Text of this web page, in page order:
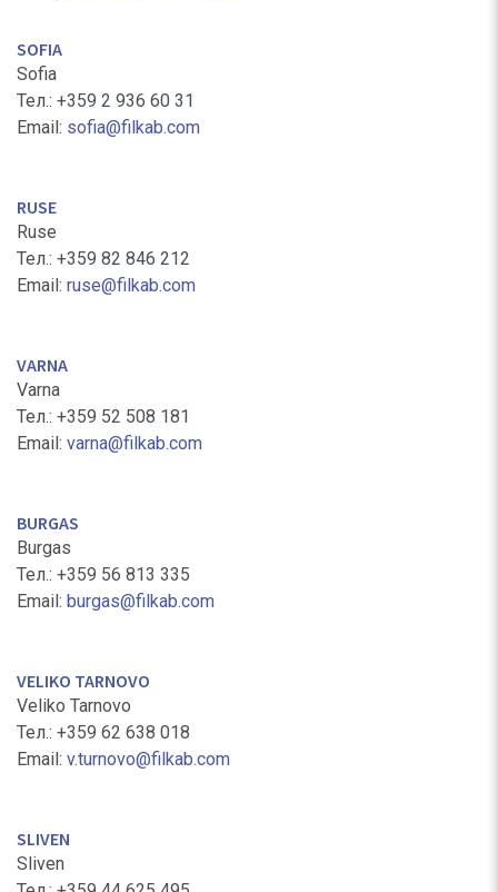
SOFIA
Sofia
Тел.: +359 2 936 60 31
Email: sofia@filkab.com
RUSE
Ruse
Тел.: +359 82 846 212
Email: ruse@filkab.com
VARNA
Varna
Тел.: +359 52 508 181
Email: varna@filkab.com
BURGAS
Burgas
Тел.: +359 56 813 335
Email: burgas@filkab.com
VELIKO TARNOVO
Veliko Tarnovo
Тел.: +359 62 638 018
Email: v.turnovo@filkab.com
SLIVEN
Sliven